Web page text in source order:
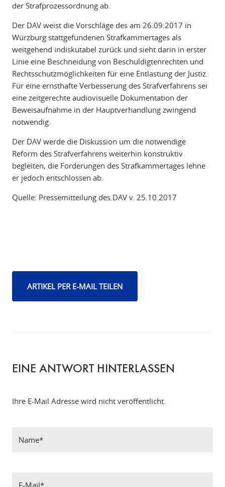
der Strafprozessordnung ab.
Der DAV weist die Vorschläge des am 26.09.2017 in
Würzburg stattgefundenen Strafkammertages als
weitgehend indiskutabel zurück und sieht darin in erster
Linie eine Beschneidung von Beschuldigtenrechten und
Rechtsschutzmöglichkeiten für eine Entlastung der Justiz.
Für eine ernsthafte Verbesserung des Strafverfahrens sei
eine zeitgerechte audiovisuelle Dokumentation der
Beweisaufnahme in der Hauptverhandlung zwingend
notwendig.
Der DAV werde die Diskussion um die notwendige
Reform des Strafverfahrens weiterhin konstruktiv
begleiten, die Forderungen des Strafkammertages lehne
er jedoch entschlossen ab.
Quelle: Pressemitteilung des DAV v. 25.10.2017
ARTIKEL PER E-MAIL TEILEN
EINE ANTWORT HINTERLASSEN
Ihre E-Mail Adresse wird nicht veröffentlicht.